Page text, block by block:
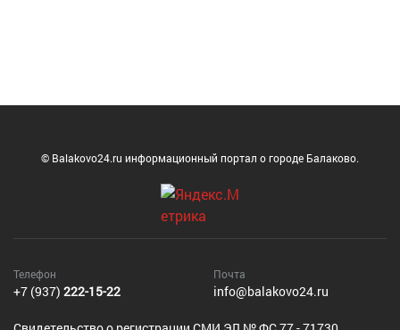
© Balakovo24.ru информационный портал о городе Балаково.
Телефон
+7 (937) 222-15-22
Почта
info@balakovo24.ru